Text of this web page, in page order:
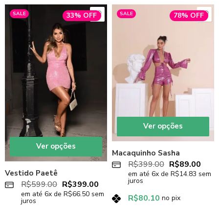
SALE 33% OFF
Ver opções
Vestido Paetê
R$599.00 R$399.00
em até 6x de R$66.50 sem
juros
SALE 78% OFF
Ver opções
Macaquinho Sasha
R$399.00 R$89.00
em até 6x de R$14.83 sem
juros
R$80.10 no pix